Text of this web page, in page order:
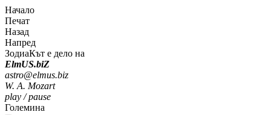
Начало
Печат
Назад
Напред
ЗодиаКът е дело на
ElmUS.biZ
astro@elmus.biz
W. A. Mozart
play / pause
Големина